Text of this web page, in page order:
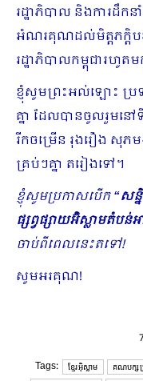
រដ្ឋាភិបាល និងការដឹ
អំណរ​គុណដល់មិត្តភក្តិបរ
រដ្ឋាភិបាលកម្ពុជារហូត
ខ្ញុំសូមព្រះអល់ឡោះ ប្រ
គ្នា ដែលបានចូលរួមន
រីកចម្រើន រុងរឿង សុ
គ្រប់​ៗគ្នា តរៀងទៅ។
ខ្ញុំសូមប្រកាសបើក“សន្
ផ្សព្វផ្សាយអ៊ិស្លាមតំប
ចាប់ពីពេលនេះតទៅ!
សូមអរគុណ!
Tags:
ខ្មែរអ៊ិស្លាម គណបក្សប្